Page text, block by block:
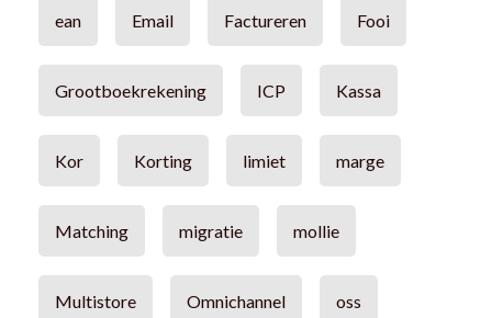
ean Email Factureren Fooi
Grootboekrekening ICP Kassa
Kor Korting limiet marge
Matching migratie mollie
Multistore Omnichannel oss